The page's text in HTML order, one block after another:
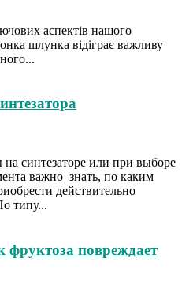
аспектів нашого
шлунка відіграє важливу
синтезаторе или при выборе
важно знать, по каким
действительно
типу...
повреждает